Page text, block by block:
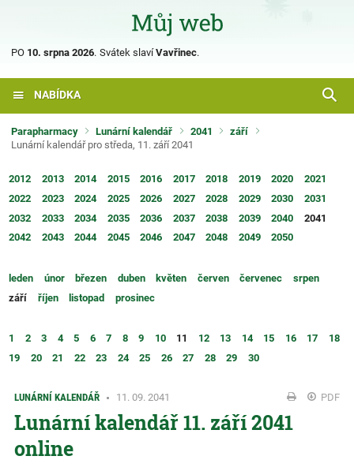
PO 10. srpna 2026. Svátek slavíVavřinec.
NABÍDKA
Parapharmacy Lunární kalendář 2041
září
Lunární kalendář pro středa, 11. září 2041
2012 2013 2014 2015 2016 2017 2018 2019 2020
2021
2022
2023 2024 2025 2026 2027 2028 2029 2030
2031
2032
2033 2034 2035 2036 2037 2038 2039 2040
2041
2042
2043 2044 2045 2046 2047 2048 2049 2050
leden únor březen duben květen červen červenec
srpen
září
říjen listopad prosinec
1 2 3 4 5 6 7 8 9 10 11 12 13 14 15 16 17
18
19
20 21 22 23 24 25 26 27 28 29 30
LUNÁRNÍ KALENDÁŘ 11. 09. 2041 PDF
Lunární kalendář 11. září 2041
online